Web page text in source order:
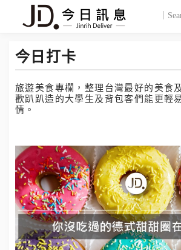
今日打卡
旅遊美食專欄，整理台灣最好的美食
歡趴趴造的大學生及背包客們能更輕
情。